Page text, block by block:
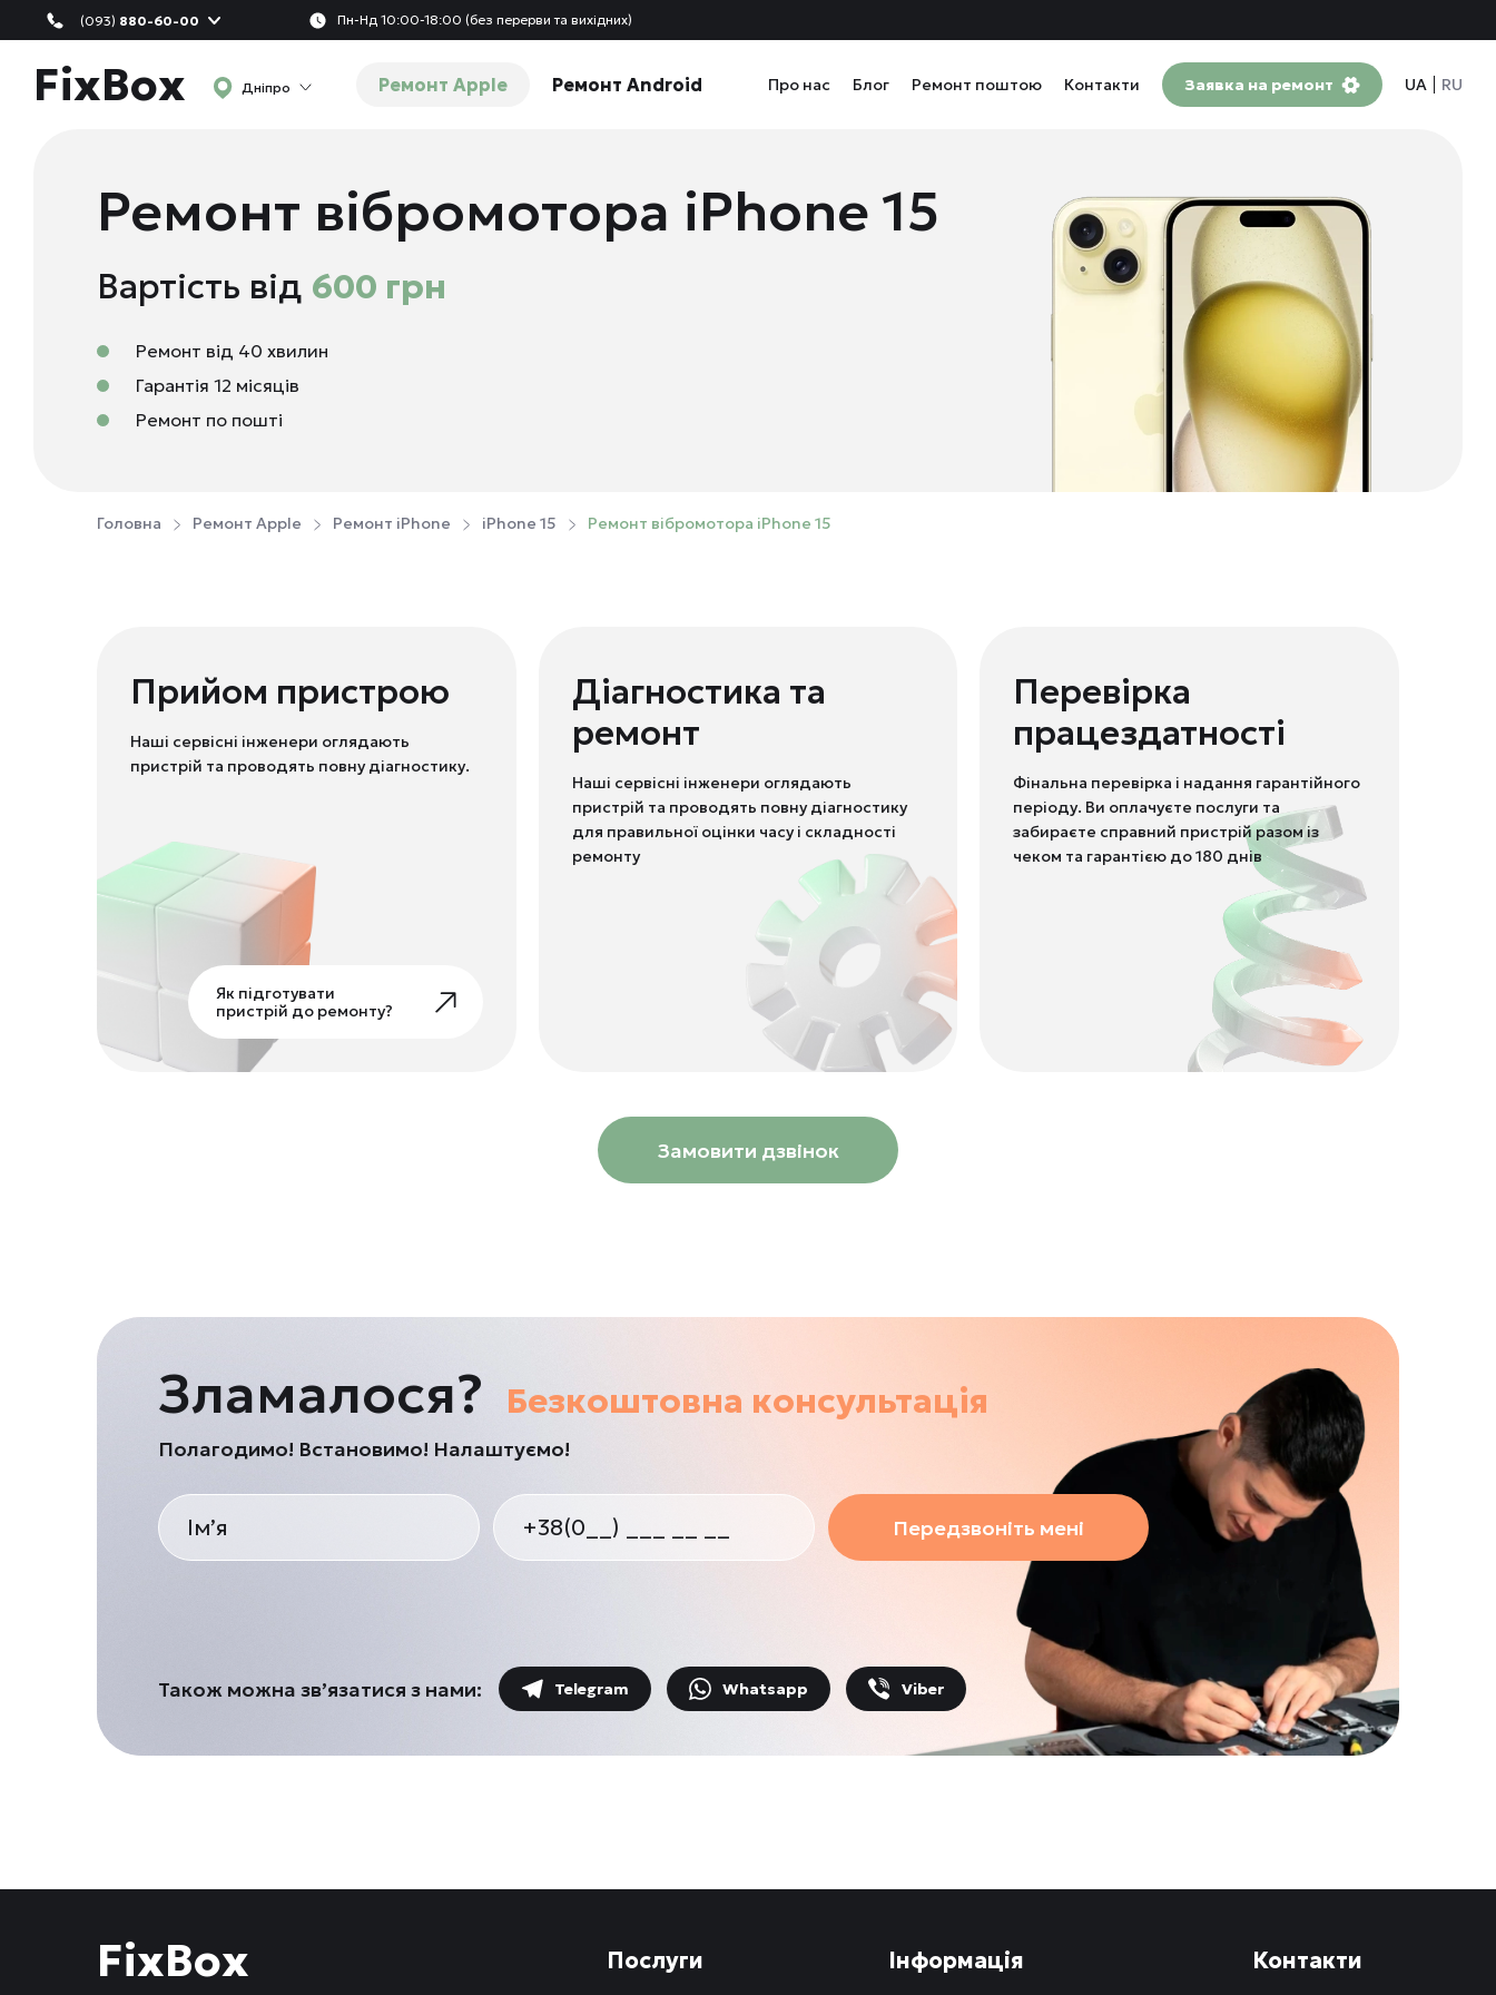
(093) 880-60-00 Пн-Нд 10:00-18:00 (без перерви та вихідних)
FixBox Дніпро Ремонт Apple Ремонт Android Про нас Блог Ремонт поштою Контакти Заявка на ремонт UA RU
Ремонт вібромотора iPhone 15
Вартість від 600 грн
Ремонт від 40 хвилин
Гарантія 12 місяців
Ремонт по пошті
Головна Ремонт Apple Ремонт iPhone iPhone 15 Ремонт вібромотора iPhone 15
Прийом пристрою
Наші сервісні інженери оглядають
пристрій та проводять повну діагностику.
Як підготувати
пристрій до ремонту?
Діагностика та
ремонт
Наші сервісні інженери оглядають
пристрій та проводять повну діагностику
для правильної оцінки часу і складності
ремонту
Перевірка
працездатності
Фінальна перевірка і надання гарантійного
періоду. Ви оплачуєте послуги та
забираєте справний пристрій разом із
чеком та гарантією до 180 днів
Замовити дзвінок
Зламалося? Безкоштовна консультація
Полагодимо! Встановимо! Налаштуємо!
Передзвоніть мені
Також можна зв’язатися з нами: Telegram Whatsapp Viber
FixBox Послуги Інформація Контакти